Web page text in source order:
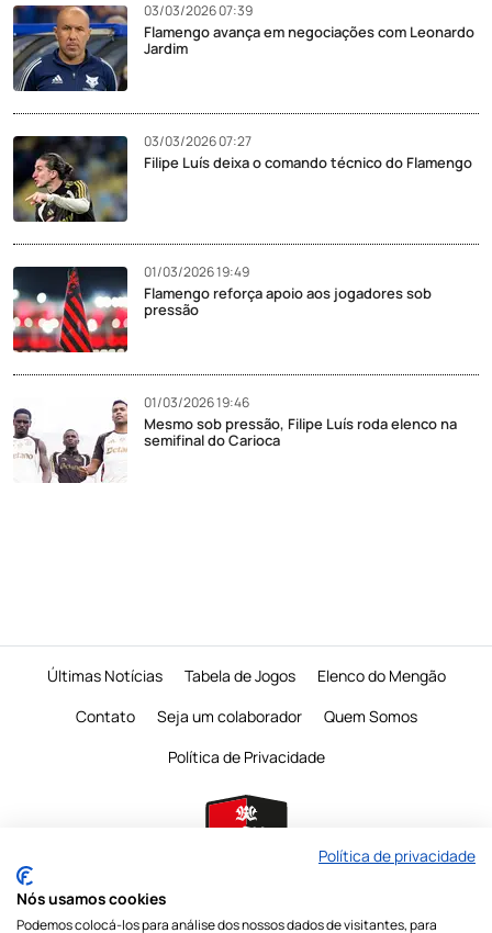
03/03/2026 07:39
Flamengo avança em negociações com Leonardo
Jardim
03/03/2026 07:27
Filipe Luís deixa o comando técnico do Flamengo
01/03/2026 19:49
Flamengo reforça apoio aos jogadores sob
pressão
01/03/2026 19:46
Mesmo sob pressão, Filipe Luís roda elenco na
semifinal do Carioca
Últimas Notícias Tabela de Jogos
Elenco do Mengão
Contato
Seja um colaborador
Quem Somos
Política de Privacidade
Política de privacidade
Nós usamos cookies
Podemos colocá-los para análise dos nossos dados de visitantes, para